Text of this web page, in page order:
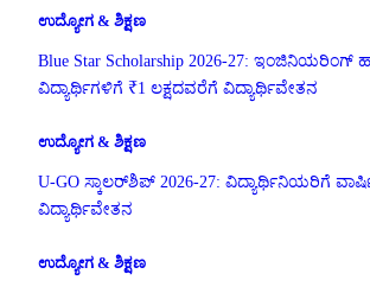
ಉದ್ಯೋಗ & ಶಿಕ್ಷಣ
Blue Star Scholarship 2026-27: ಇಂಜಿನಿಯರಿಂಗ್
ವಿದ್ಯಾರ್ಥಿಗಳಿಗೆ ₹1 ಲಕ್ಷದವರೆಗೆ ವಿದ್ಯಾರ್ಥಿವೇತನ
ಉದ್ಯೋಗ & ಶಿಕ್ಷಣ
U-GO ಸ್ಕಾಲರ್‌ಶಿಪ್ 2026-27: ವಿದ್ಯಾರ್ಥಿನಿಯರಿಗೆ
ವಿದ್ಯಾರ್ಥಿವೇತನ
ಉದ್ಯೋಗ & ಶಿಕ್ಷಣ